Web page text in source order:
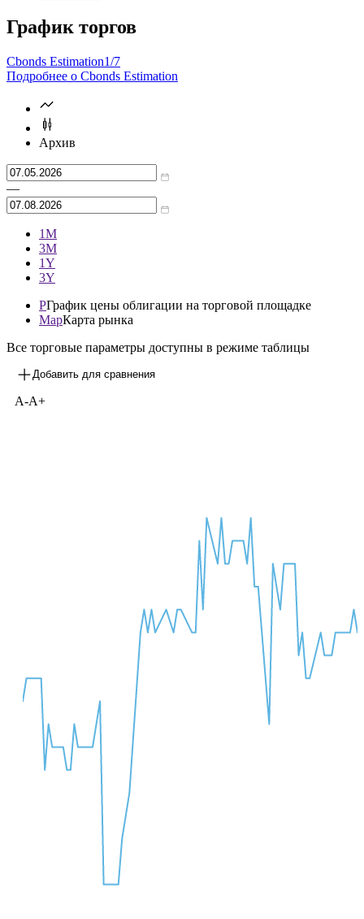
График торгов
Cbonds Estimation1/7
Подробнее о Cbonds Estimation
Архив
—
1М
3М
1Y
3Y
PГрафик цены облигации на торговой площадке
MapКарта рынка
Все торговые параметры доступны в режиме таблицы
Добавить для сравнения